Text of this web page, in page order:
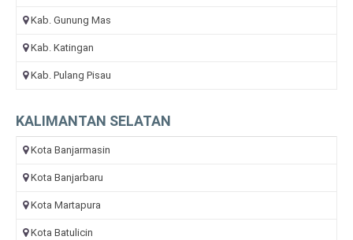
Kab. Gunung Mas
Kab. Katingan
Kab. Pulang Pisau
KALIMANTAN SELATAN
Kota Banjarmasin
Kota Banjarbaru
Kota Martapura
Kota Batulicin